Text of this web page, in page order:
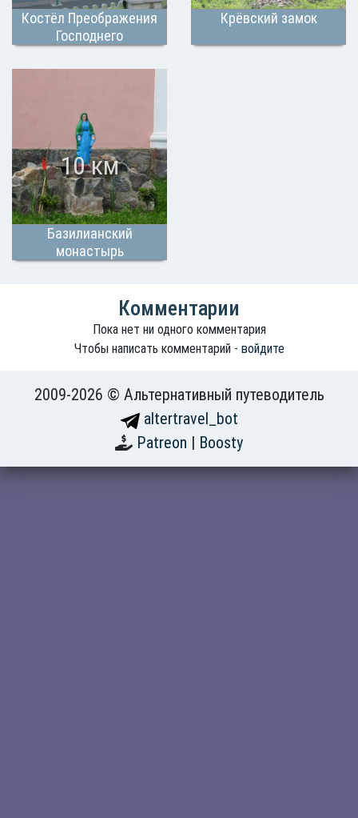
Костёл Преображения
Господнего
Крёвский замок
Базилианский
монастырь
10 км
Комментарии
Пока нет ни одного комментария
Чтобы написать комментарий - войдите
2009-2026 © Альтернативный путеводитель
altertravel_bot
Patreon | Boosty